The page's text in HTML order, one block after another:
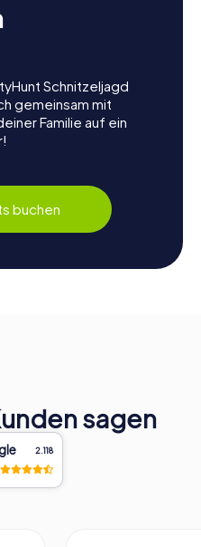
Schnitzeljagd
gemeinsam mit
Familie auf ein
buchen
sagen
2.118